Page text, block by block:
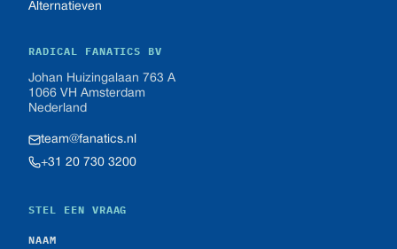
Alternatieven
RADICAL FANATICS BV
Johan Huizingalaan 763 A
1066 VH Amsterdam
Nederland
team@fanatics.nl
+31 20 730 3200
STEL EEN VRAAG
NAAM